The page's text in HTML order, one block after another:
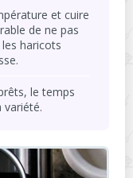
et cuire
de ne pas
haricots
le temps
variété.